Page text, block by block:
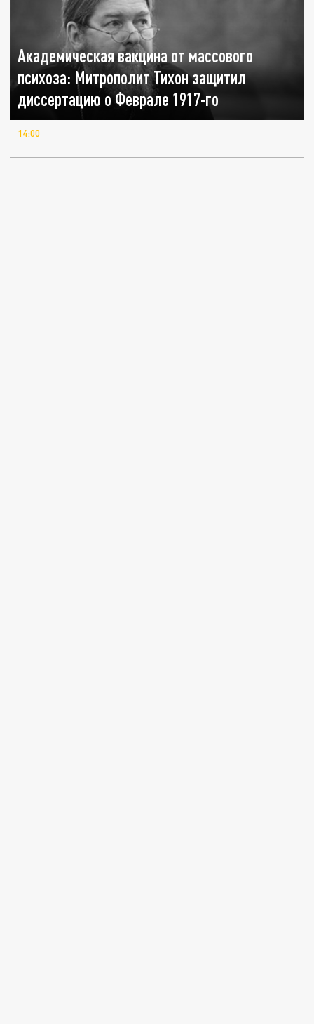
Академическая вакцина от массового
психоза: Митрополит Тихон защитил
диссертацию о Феврале 1917-го
14:00